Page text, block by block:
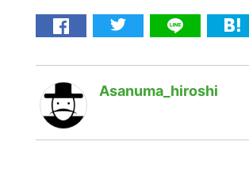
Asanuma_hiroshi